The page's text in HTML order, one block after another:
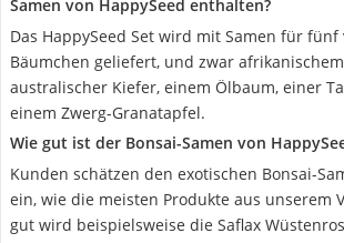
Samen von HappySeed enthalten?
Das HappySeed Set wird mit Samen für fünf
Bäumchen geliefert, und zwar
australischer Kiefer, einem Ölbaum, einer
einem Zwerg-Granatapfel.
Wie gut ist der Bonsai-Samen von
Kunden schätzen den exotischen Bonsai-
ein, wie die meisten Produkte aus unserem
gut wird beispielsweise die Saflax